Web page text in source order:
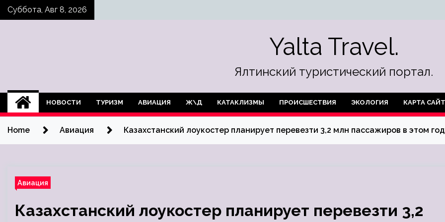
SkipСуббота, Авг 8, 2026
Yalta Travel.
Ялтинский туристический портал.
НОВОСТИ ТУРИЗМ АВИАЦИЯ Ж\Д КАТАКЛИЗМЫ ПРОИСШЕСТВИЯ ЭКОЛОГИЯ КАРТА
Home Авиация Казахстанский лоукостер планирует перевезти 3,2 млн пассажиров в этом
Авиация
Казахстанский лоукостер планирует перевезти 3,2